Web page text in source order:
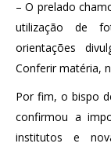
– O prelado
utilização de
orientações
Conferir matéria,
Por fim, o bispo
confirmou a
institutos e